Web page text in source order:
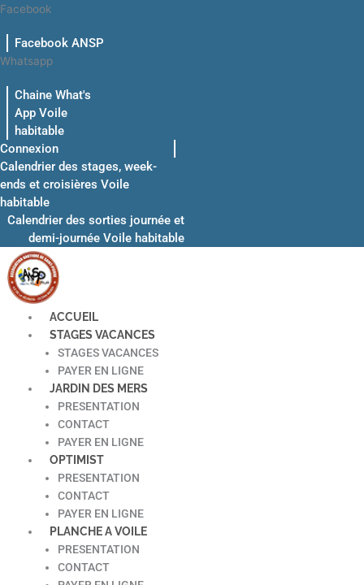
Aller
contenu
Facebook
Facebook ANSP
Whatsapp
Chaine What's
App Voile
habitable
Connexion
Calendrier des stages, week-
ends et croisières Voile
habitable
Calendrier des sorties journée et
demi-journée Voile habitable
ACCUEIL
STAGES VACANCES
STAGES VACANCES
PAYER EN LIGNE
JARDIN DES MERS
PRESENTATION
CONTACT
PAYER EN LIGNE
OPTIMIST
PRESENTATION
CONTACT
PAYER EN LIGNE
PLANCHE A VOILE
PRESENTATION
CONTACT